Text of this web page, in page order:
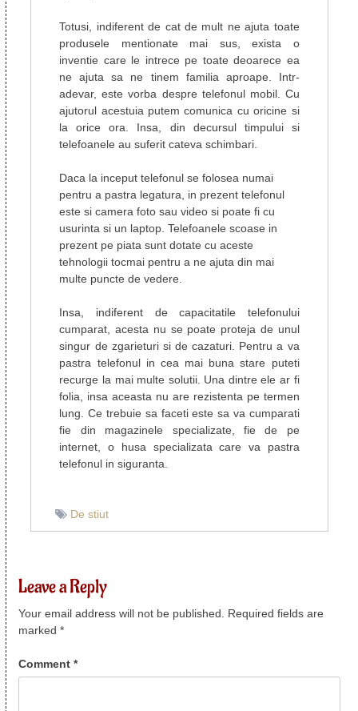
Totusi, indiferent de cat de mult ne ajuta toate
produsele mentionate mai sus, exista o
inventie care le intrece pe toate deoarece ea
ne ajuta sa ne tinem familia aproape. Intr-
adevar, este vorba despre telefonul mobil. Cu
ajutorul acestuia putem comunica cu oricine si
la orice ora. Insa, din decursul timpului si
telefoanele au suferit cateva schimbari.
Daca la inceput telefonul se folosea numai
pentru a pastra legatura, in prezent telefonul
este si camera foto sau video si poate fi cu
usurinta si un laptop. Telefoanele scoase in
prezent pe piata sunt dotate cu aceste
tehnologii tocmai pentru a ne ajuta din mai
multe puncte de vedere.
Insa, indiferent de capacitatile telefonului
cumparat, acesta nu se poate proteja de unul
singur de zgarieturi si de cazaturi. Pentru a va
pastra telefonul in cea mai buna stare puteti
recurge la mai multe solutii. Una dintre ele ar fi
folia, insa aceasta nu are rezistenta pe termen
lung. Ce trebuie sa faceti este sa va cumparati
fie din magazinele specializate, fie de pe
internet, o husa specializata care va pastra
telefonul in siguranta.
De stiut
Leave a Reply
Your email address will not be published.
Required fields are
marked*
Comment*